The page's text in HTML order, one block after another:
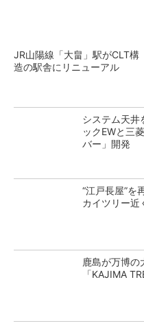
JR山陽線「大畠」駅がCLT構
造の駅舎にリニューアル
システム天
ックEWと三
バー」開発
“江戸長屋”を
カイツリー近
鹿島が万博
「KAJIMA